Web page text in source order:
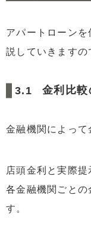
アパートローン
説していきますの
金利比
金融機関によって
店頭金利と実際提
各金融機関ごと
す。